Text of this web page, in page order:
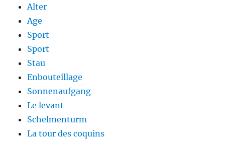
Alter
Age
Sport
Sport
Stau
Enbouteillage
Sonnenaufgang
Le levant
Schelmenturm
La tour des coquins